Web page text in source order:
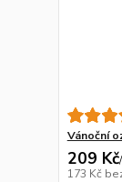
Vánoční
209 Kč/
173 Kč